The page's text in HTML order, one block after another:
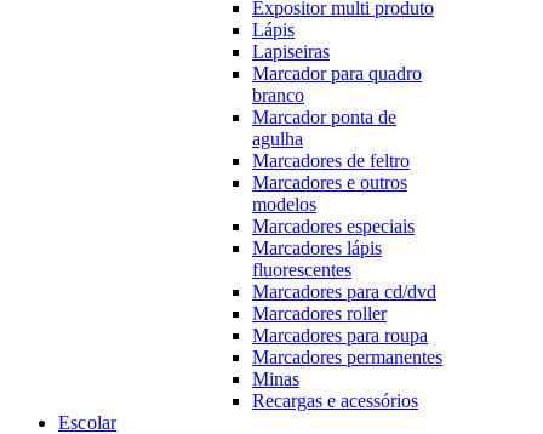
Expositor multi produto
Lápis
Lapiseiras
Marcador para quadro
branco
Marcador ponta de
agulha
Marcadores de feltro
Marcadores e outros
modelos
Marcadores especiais
Marcadores lápis
fluorescentes
Marcadores para cd/dvd
Marcadores roller
Marcadores para roupa
Marcadores permanentes
Minas
Recargas e acessórios
Escolar